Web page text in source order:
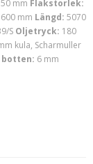
mm Flakstorlek:
600 mm Längd: 5070
S Oljetryck: 180
kula, Scharmuller
botten: 6 mm